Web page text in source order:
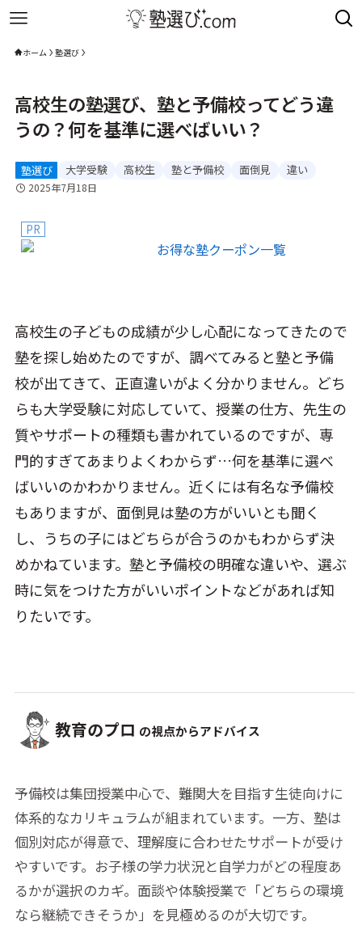
ホーム 塾選び
高校生の塾選び、塾と予備校ってどう違
うの？何を基準に選べばいい？
塾選び 大学受験 高校生 塾と予備校 面倒見 違い
2025年7月18日
PR
高校生の子どもの成績が少し心配になってきたので
塾を探し始めたのですが、調べてみると塾と予備
校が出てきて、正直違いがよく分かりません。どち
らも大学受験に対応していて、授業の仕方、先生の
質やサポートの種類も書かれているのですが、専
門的すぎてあまりよくわからず…何を基準に選べ
ばいいのかわかりません。近くには有名な予備校
もありますが、面倒見は塾の方がいいとも聞く
し、うちの子にはどちらが合うのかもわからず決
めかねています。塾と予備校の明確な違いや、選ぶ
時に気をつけた方がいいポイントなどがあれば知
りたいです。
教育のプロ の視点からアドバイス
予備校は集団授業中心で、難関大を目指す生徒向けに
体系的なカリキュラムが組まれています。一方、塾は
個別対応が得意で、理解度に合わせたサポートが受け
やすいです。お子様の学力状況と自学力がどの程度あ
るかが選択のカギ。面談や体験授業で「どちらの環境
なら継続できそうか」を見極めるのが大切です。